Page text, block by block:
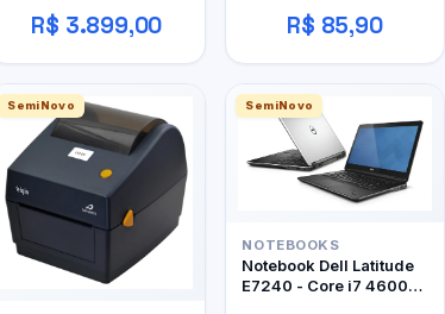
R$ 3.899,00 R$ 85,90
SemiNovo SemiNovo
NOTEBOOKS
Notebook Dell Latitude
E7240 - Core i7 4600U